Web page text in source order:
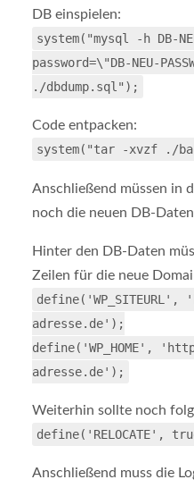
DB einspielen:
system("mysql -h DB-
password=\"DB-NEU-
./dbdump.sql");
Code entpacken:
system("tar -xvzf ./
Anschließend müssen in
noch die neuen DB-
Hinter den DB-Daten
Zeilen für die neue
define('WP_SITEURL',
adresse.de');
define('WP_HOME',
adresse.de');
Weiterhin sollte noch
define('RELOCATE',
Anschließend muss die